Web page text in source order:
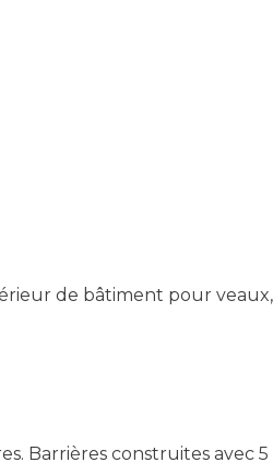
de bâtiment pour
Barrières construites avec